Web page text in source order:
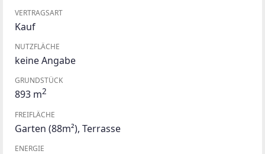
VERTRAGSART
Kauf
NUTZFLÄCHE
keine Angabe
GRUNDSTÜCK
893 m2
FREIFLÄCHE
Garten (88m²), Terrasse
ENERGIE